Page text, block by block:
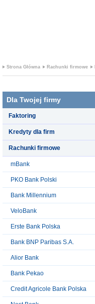
Strona Główna Rachunki firmowe
Dla Twojej firmy
Faktoring
Kredyty dla firm
Rachunki firmowe
mBank
PKO Bank Polski
Bank Millennium
VeloBank
Erste Bank Polska
Bank BNP Paribas S.A.
Alior Bank
Bank Pekao
Credit Agricole Bank Polska